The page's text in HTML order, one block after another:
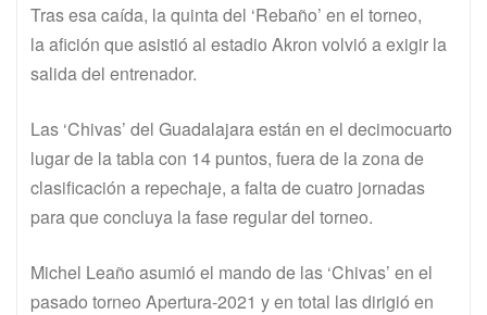
Tras esa caída, la quinta del ‘Rebaño’ en el torneo,
la afición que asistió al estadio Akron volvió a exigir la
salida del entrenador.
Las ‘Chivas’ del Guadalajara están en el decimocuarto
lugar de la tabla con 14 puntos, fuera de la zona de
clasificación a repechaje, a falta de cuatro jornadas
para que concluya la fase regular del torneo.
Michel Leaño asumió el mando de las ‘Chivas’ en el
pasado torneo Apertura-2021 y en total las dirigió en